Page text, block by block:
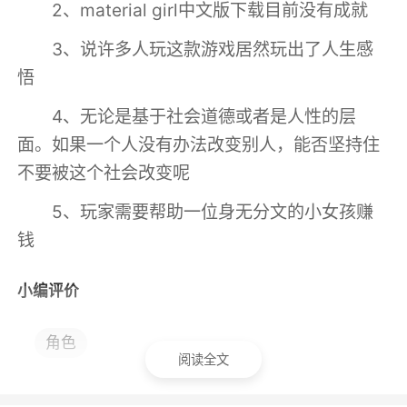
2、material girl中文版下载目前没有成就
3、说许多人玩这款游戏居然玩出了人生感
悟
4、无论是基于社会道德或者是人性的层
面。如果一个人没有办法改变别人，能否坚持住
不要被这个社会改变呢
5、玩家需要帮助一位身无分文的小女孩赚
钱
小编评价
1、这款游戏的操作还是比较简单的，上手起
来极其的轻松，如果各位玩家们想要体验一番这
角色
阅读全文